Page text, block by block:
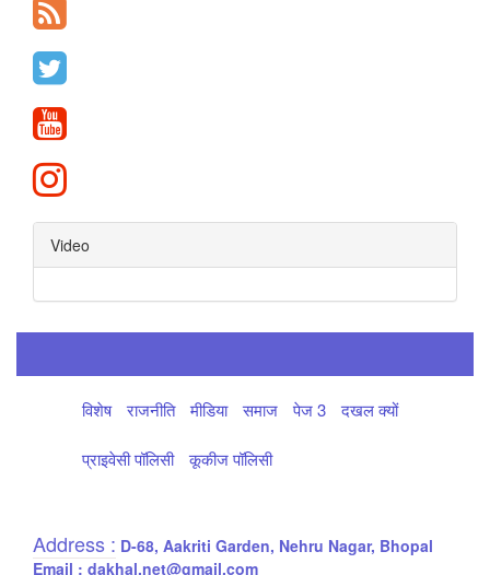
Video
विशेष राजनीति मीडिया समाज पेज 3 दखल क्यों
प्राइवेसी पॉलिसी कूकीज पॉलिसी
Address : D-68, Aakriti Garden, Nehru Nagar, Bhopal
Email : dakhal.net@gmail.com